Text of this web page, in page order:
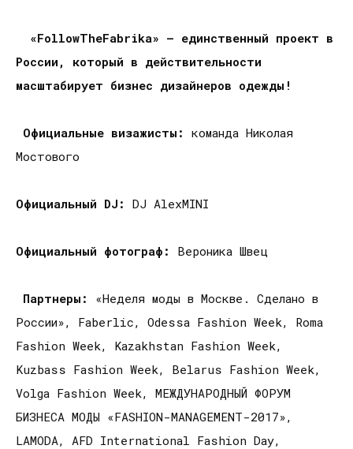
«FollowTheFabrika» – единственный проект в
России, который в действительности
масштабирует бизнес дизайнеров одежды!
Официальные визажисты: команда Николая
Мостового
Официальный DJ: DJ AlexMINI
Официальный фотограф: Вероника Швец
Партнеры:
«Неделя моды в Москве. Сделано в
России», Faberlic, Odessa Fashion Week, Roma
Fashion Week, Kazakhstan Fashion Week,
Kuzbass Fashion Week, Belarus Fashion Week,
Volga Fashion Week, МЕЖДУНАРОДНЫЙ ФОРУМ
БИЗНЕСА МОДЫ «FASHION-MANAGEMENT-2017»,
LAMODA, AFD International Fashion Day,